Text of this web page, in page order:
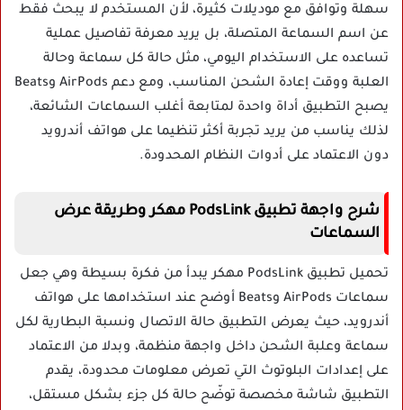
سهلة وتوافق مع موديلات كثيرة، لأن المستخدم لا يبحث فقط
عن اسم السماعة المتصلة، بل يريد معرفة تفاصيل عملية
تساعده على الاستخدام اليومي، مثل حالة كل سماعة وحالة
العلبة ووقت إعادة الشحن المناسب، ومع دعم AirPods وBeats
يصبح التطبيق أداة واحدة لمتابعة أغلب السماعات الشائعة،
لذلك يناسب من يريد تجربة أكثر تنظيما على هواتف أندرويد
دون الاعتماد على أدوات النظام المحدودة.
شرح واجهة تطبيق PodsLink مهكر وطريقة عرض
السماعات
تحميل تطبيق PodsLink مهكر يبدأ من فكرة بسيطة وهي جعل
سماعات AirPods وBeats أوضح عند استخدامها على هواتف
أندرويد، حيث يعرض التطبيق حالة الاتصال ونسبة البطارية لكل
سماعة وعلبة الشحن داخل واجهة منظمة، وبدلا من الاعتماد
على إعدادات البلوتوث التي تعرض معلومات محدودة، يقدم
التطبيق شاشة مخصصة توضّح حالة كل جزء بشكل مستقل،